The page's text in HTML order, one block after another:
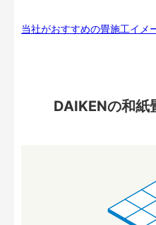
当社がおすすめの畳施工イメ
DAIKENの和紙